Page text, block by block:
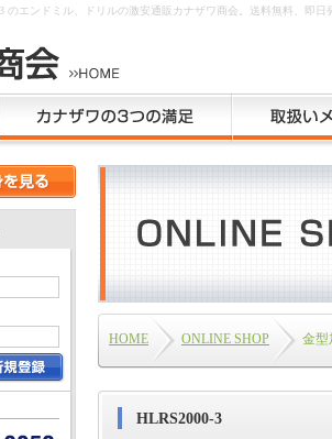
のエンドミル、ドリルの激安通販カナザワ商会。送料無料、即日
HOME ONLINE SHOP 金型
HLRS2000-3